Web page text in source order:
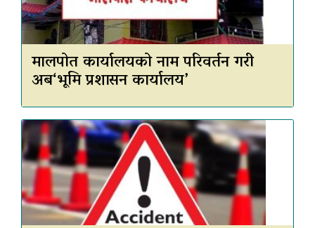
मालपोत कार्यालयको नाम परिवर्तन गरी
अब‘भूमि प्रशासन कार्यालय’